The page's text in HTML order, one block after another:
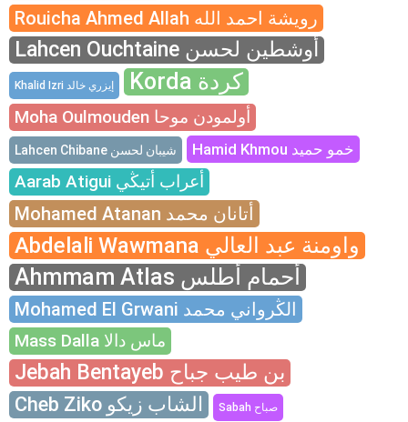
Rouicha Ahmed Allah رويشة احمد الله
Lahcen Ouchtaine أوشطين لحسن
Khalid Izri إيزري خالد Korda كردة
Moha Oulmouden أولمودن موحا
Lahcen Chibane شيبان لحسن Hamid Khmou خمو حميد
Aarab Atigui أعراب أتيڭي
Mohamed Atanan أتانان محمد
Abdelali Wawmana واومنة عبد العالي
Ahmmam Atlas أحمام أطلس
Mohamed El Grwani الڭرواني محمد
Mass Dalla ماس دالا
Jebah Bentayeb بن طيب جباح
Cheb Ziko الشاب زيكو Sabah صباح